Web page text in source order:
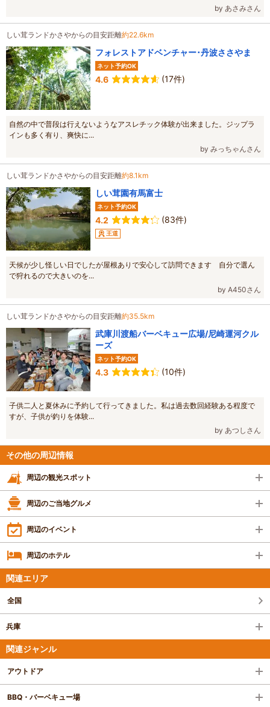
by あさみさん
しい茸ランドかさやからの目安距離約22.6km
フォレストアドベンチャー･丹波ささやま
ネット予約OK
4.6 (17件)
自然の中で普段は行えないようなアスレチック体験が出来ました。ジップラ
インも多く有り、爽快に...
by みっちゃんさん
しい茸ランドかさやからの目安距離約8.1km
しい茸園有馬富士
ネット予約OK
4.2 (83件)
王道
天候が少し怪しい日でしたが屋根ありで安心して訪問できます 自分で選ん
で狩れるので大きいのを...
by A450さん
しい茸ランドかさやからの目安距離約35.5km
武庫川渡船バーベキュー広場/尼崎運河クル
ーズ
ネット予約OK
4.3 (10件)
子供二人と夏休みに予約して行ってきました。私は過去数回経験ある程度で
すが、子供が釣りを体験...
by あつしさん
その他の周辺情報
周辺の観光スポット
周辺のご当地グルメ
周辺のイベント
周辺のホテル
関連エリア
全国
兵庫
関連ジャンル
アウトドア
BBQ・バーベキュー場